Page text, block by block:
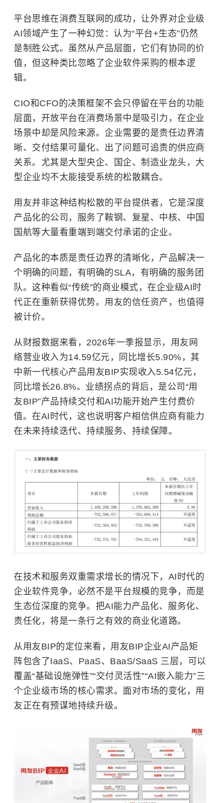
平台思维在消费互联网的成功，让外界对企业级
AI领域产生了一种幻觉：认为“平台+生态”仍然
是制胜公式。虽然从产品层面，它们有协同的价
值，但这种类比忽略了企业软件采购的根本逻
辑。
CIO和CFO的决策框架不会只停留在平台的功能
层面，开放平台在消费场景中是吸引力，在企业
场景中却是风险来源。企业需要的是责任边界清
晰、交付结果可量化、出了问题可追责的供应商
关系。尤其是大型央企、国企、制造业龙头，大
型企业均不太能接受系统的松散耦合。
用友并非这种结构松散的平台提供者，它是深度
产品化的公司，服务了鞍钢、复星、中核、中国
国航等大量看重端到端交付承诺的企业。
产品化的本质是责任边界的清晰化，产品解决一
个明确的问题，有明确的SLA，有明确的服务团
队。这种看似“传统”的商业模式，在企业级AI时
代正在重新获得优势。用友的信任资产，也值得
被计价。
从财报数据来看，2026年一季报显示，用友网
络营业收入为14.59亿元，同比增长5.90%，其
中新一代核心产品用友BIP实现收入5.54亿元，
同比增长26.8%。业绩拐点的背后，是公司“用
友BIP”产品持续交付和AI功能开始产生付费价
值。在AI时代，这也说明客户相信供应商有能力
在未来持续迭代、持续服务、持续保障。
在技术和服务双重需求增长的情况下，AI时代的
企业软件竞争，必然不是平台规模的竞争，而是
生态位深度的竞争。把AI能力产品化、服务化、
责任化，将是一条行之有效的商业化道路。
从用友BIP的定位来看，用友BIP企业AI产品矩
阵包含了IaaS、PaaS、BaaS/SaaS 三层，可以
覆盖“基础设施弹性”“交付灵活性”“AI嵌入能力”三
个企业级市场的核心需求。面对市场的变化，用
友正在有预谋地持续升级。